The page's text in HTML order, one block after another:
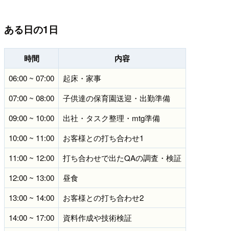
ある日の1日
時間 内容
06:00 ~ 07:00
起床・家事
07:00 ~ 08:00
子供達の保育園送迎・出勤準備
09:00 ~ 10:00
出社・タスク整理・mtg準備
10:00 ~ 11:00
お客様との打ち合わせ1
11:00 ~ 12:00
打ち合わせで出たQAの調査・検証
12:00 ~ 13:00
昼食
13:00 ~ 14:00
お客様との打ち合わせ2
14:00 ~ 17:00
資料作成や技術検証